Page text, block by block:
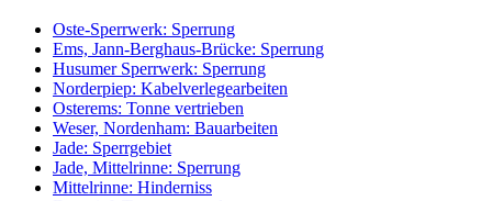
Oste-Sperrwerk: Sperrung
Ems, Jann-Berghaus-Brücke: Sperrung
Husumer Sperrwerk: Sperrung
Norderpiep: Kabelverlegearbeiten
Osterems: Tonne vertrieben
Weser, Nordenham: Bauarbeiten
Jade: Sperrgebiet
Jade, Mittelrinne: Sperrung
Mittelrinne: Hinderniss